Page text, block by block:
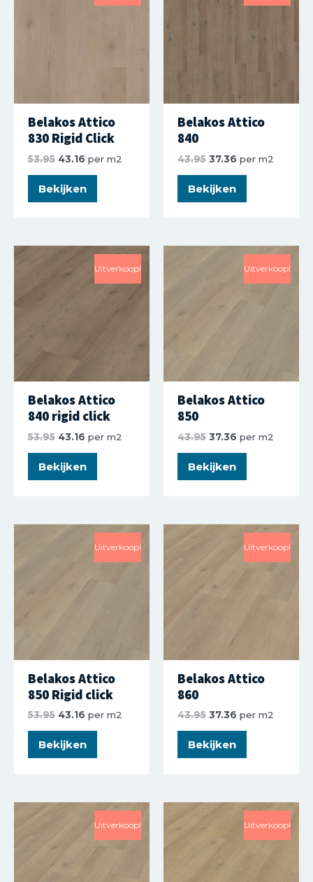
Belakos Attico
830 Rigid Click
53.95 43.16 per m2
Bekijken
Belakos Attico
840
43.95 37.36 per m2
Bekijken
Uitverkoop!
Belakos Attico
840 rigid click
53.95 43.16 per m2
Bekijken
Uitverkoop!
Belakos Attico
850
43.95 37.36 per m2
Bekijken
Uitverkoop!
Belakos Attico
850 Rigid click
53.95 43.16 per m2
Bekijken
Uitverkoop!
Belakos Attico
860
43.95 37.36 per m2
Bekijken
Uitverkoop! Uitverkoop!